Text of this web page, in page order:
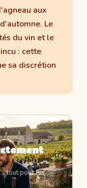
aux
Le
du vin et le
: cette
sa discrétion
tout pour les